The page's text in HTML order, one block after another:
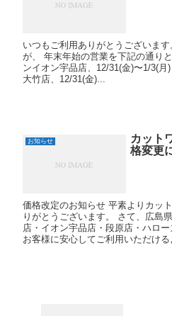
いつもご利用ありがとうございま
が、 年末年始の営業を下記の通り
ンイオン宇品店、12/31(金)〜1/3(
大竹店、12/31(金)...
お知らせ
カット
格変更
価格改定のお知らせ 平素よりカッ
りがとうございます。 さて、広島
店・イオン宇品店・段原店・ハロ
お客様に安心してご利用いただける